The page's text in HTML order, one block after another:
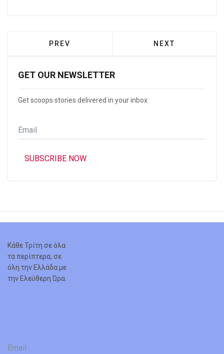
PREVIOUS ARTICLE: ΕΚΔΉΛΩΣΗ
PREV NEXT
NEXT
GET OUR NEWSLETTER
Get scoops stories delivered in your inbox
Email
*
SUBSCRIBE NOW
Κάθε Τρίτη σε όλα
τα περίπτερα, σε
όλη την Ελλάδα με
την Ελεύθερη Ώρα.
Email